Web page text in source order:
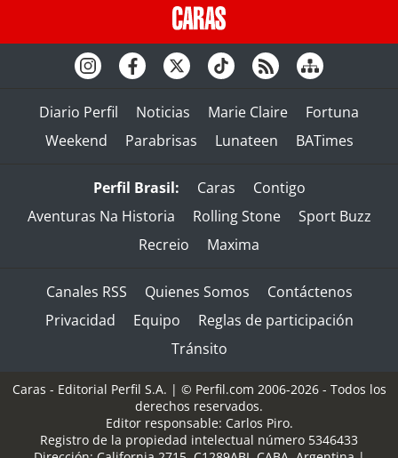
Diario Perfil Noticias Marie Claire
Fortuna
Weekend
Parabrisas Lunateen BATimes
Perfil Brasil: Caras
Contigo
Aventuras Na Historia
Rolling Stone
Sport Buzz
Recreio
Maxima
Canales RSS Quienes Somos
Contáctenos
Privacidad
Equipo
Reglas de participación
Tránsito
Caras - Editorial Perfil S.A. | © Perfil.com 2006-2026 - Todos los
derechos reservados.
Editor responsable: Carlos Piro.
Registro de la propiedad intelectual número 5346433